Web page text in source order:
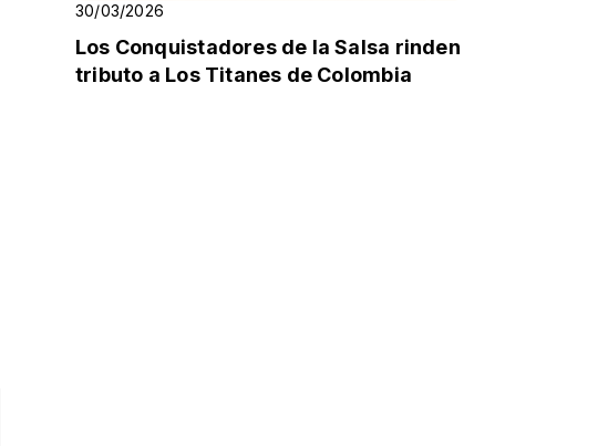
30/03/2026
Los Conquistadores de la Salsa rinden
tributo a Los Titanes de Colombia